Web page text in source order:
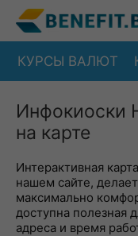
КУРСЫ ВАЛЮТ
Инфокиоски
на карте
Интерактивная
нашем сайте,
максимально
доступна полезная
адреса и время